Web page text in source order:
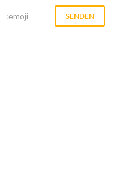
:emoji